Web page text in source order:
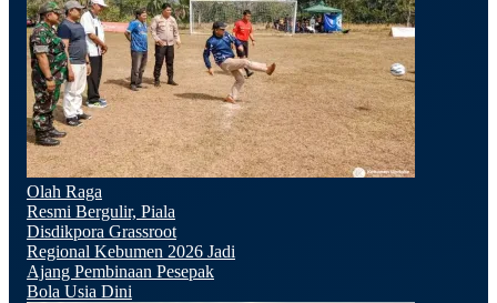
Olah Raga
Resmi Bergulir, Piala
Disdikpora Grassroot
Regional Kebumen 2026 Jadi
Ajang Pembinaan Pesepak
Bola Usia Dini